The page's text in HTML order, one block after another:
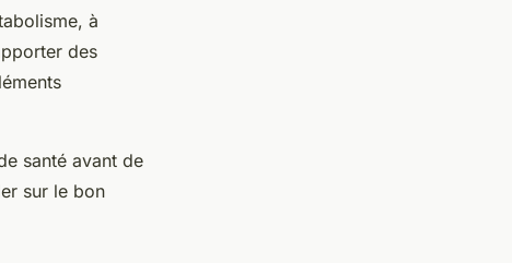
à
des
santé avant de
sur le bon